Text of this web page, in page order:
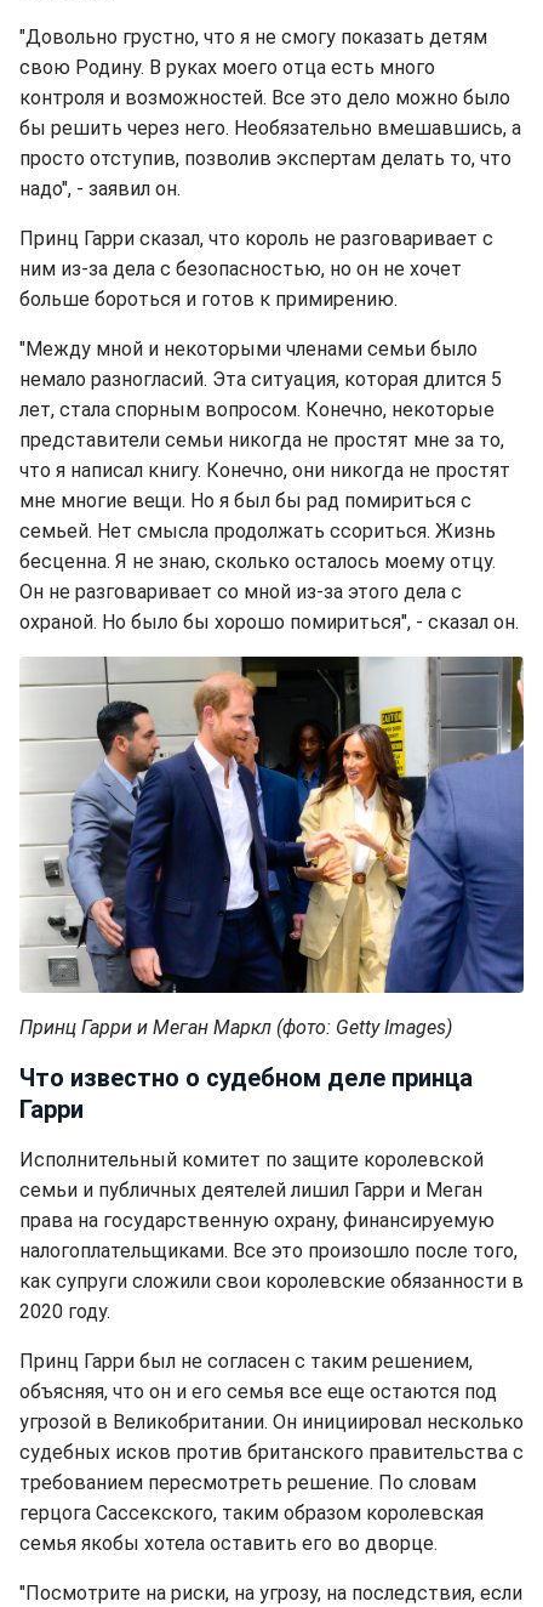
"Довольно грустно, что я не смогу показать детям
свою Родину. В руках моего отца есть много
контроля и возможностей. Все это дело можно было
бы решить через него. Необязательно вмешавшись, а
просто отступив, позволив экспертам делать то, что
надо", - заявил он.
Принц Гарри сказал, что король не разговаривает с
ним из-за дела с безопасностью, но он не хочет
больше бороться и готов к примирению.
"Между мной и некоторыми членами семьи было
немало разногласий. Эта ситуация, которая длится 5
лет, стала спорным вопросом. Конечно, некоторые
представители семьи никогда не простят мне за то,
что я написал книгу. Конечно, они никогда не простят
мне многие вещи. Но я был бы рад помириться с
семьей. Нет смысла продолжать ссориться. Жизнь
бесценна. Я не знаю, сколько осталось моему отцу.
Он не разговаривает со мной из-за этого дела с
охраной. Но было бы хорошо помириться", - сказал он.
Принц Гарри и Меган Маркл (фото: Getty Images)
Что известно о судебном деле принца
Гарри
Исполнительный комитет по защите королевской
семьи и публичных деятелей лишил Гарри и Меган
права на государственную охрану, финансируемую
налогоплательщиками. Все это произошло после того,
как супруги сложили свои королевские обязанности в
2020 году.
Принц Гарри был не согласен с таким решением,
объясняя, что он и его семья все еще остаются под
угрозой в Великобритании. Он инициировал несколько
судебных исков против британского правительства с
требованием пересмотреть решение. По словам
герцога Сассекского, таким образом королевская
семья якобы хотела оставить его во дворце.
"Посмотрите на риски, на угрозу, на последствия, если